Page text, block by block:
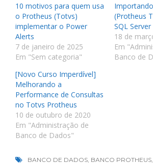
10 motivos para quem usa
o Protheus (Totvs)
implementar o Power
Alerts
7 de janeiro de 2025
Em "Sem categoria"
(Protheus
SQL Server
18 de
Em
Banco de
[Novo Curso Imperdível]
Melhorando a
Performance de Consultas
no Totvs Protheus
10 de outubro de 2020
Em "Administração de
Banco de Dados"
BANCO DE DADOS BANCO PROTHEUS